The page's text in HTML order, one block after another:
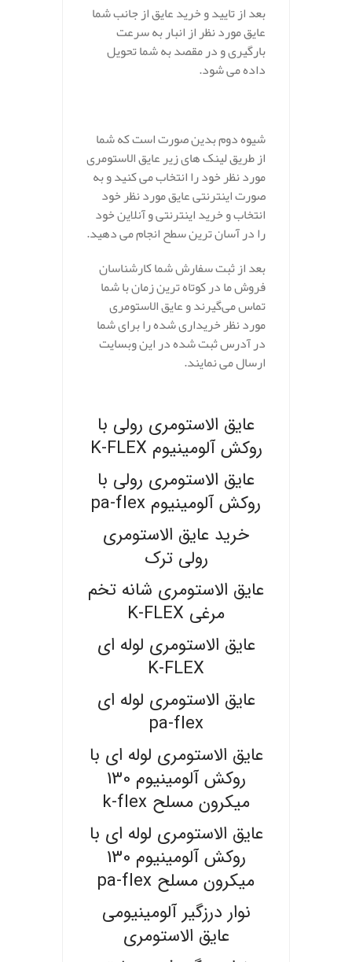
بعد از تایید و خرید عایق از جانب شما
عایق مورد نظر از انبار به سرعت
بارگیری و در مقصد به شما تحویل
داده می شود.
شیوه دوم بدین صورت است که شما
از طریق لینک های زیر عایق الاستومری
مورد نظر خود را انتخاب می کنید و به
صورت اینترنتی عایق مورد نظر خود
انتخاب و خرید اینترنتی و آنلاین خود
را در آسان ترین سطح انجام می دهید.
بعد از ثبت سفارش شما کارشناسان
فروش ما در کوتاه ترین زمان با شما
تماس می‌گیرند و عایق الاستومری
مورد نظر خریداری شده را برای شما
در آدرس ثبت شده در این وبسایت
ارسال می نمایند.
عایق الاستومری رولی با
روکش آلومینیوم K-FLEX
عایق الاستومری رولی با
روکش آلومینیوم pa-flex
خرید عایق الاستومری
رولی ترک
عایق الاستومری شانه تخم
مرغی K-FLEX
عایق الاستومری لوله ای
K-FLEX
عایق الاستومری لوله ای
pa-flex
عایق الاستومری لوله ای با
روکش آلومینیوم 130
میکرون مسلح k-flex
عایق الاستومری لوله ای با
روکش آلومینیوم 130
میکرون مسلح pa-flex
نوار درزگیر آلومینیومی
عایق الاستومری